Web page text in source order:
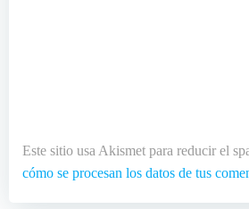
Este sitio usa Akismet para reducir el
cómo se procesan los datos de tus